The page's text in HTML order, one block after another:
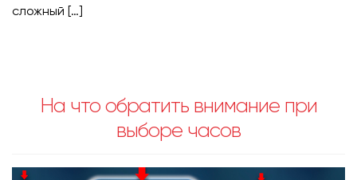
сложный […]
На что обратить внимание при
выборе часов